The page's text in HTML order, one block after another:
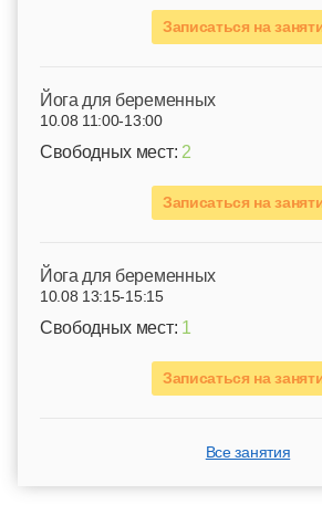
Записаться на
Йога для беременных
10.08 11:00-13:00
Свободных мест: 2
Записаться на
Йога для беременных
10.08 13:15-15:15
Свободных мест: 1
Записаться на
Все занятия